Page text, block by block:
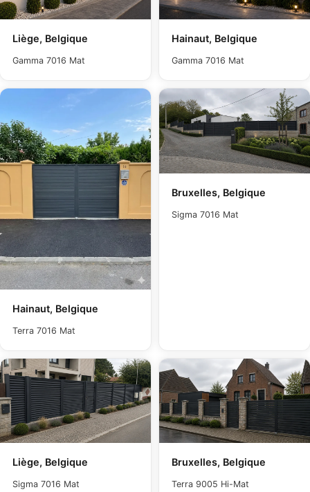
Liège, Belgique
Gamma 7016 Mat
Hainaut, Belgique
Gamma 7016 Mat
Hainaut, Belgique
Terra 7016 Mat
Bruxelles, Belgique
Sigma 7016 Mat
Liège, Belgique
Sigma 7016 Mat
Bruxelles, Belgique
Terra 9005 Hi-Mat